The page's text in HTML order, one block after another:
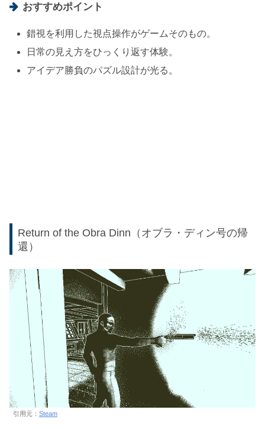
おすすめポイント
錯視を利用した視点操作がゲームそのもの。
日常の見え方をひっくり返す体験。
アイデア勝負のパズル設計が光る。
Return of the Obra Dinn（オブラ・ディン号の帰
還）
引用元： Steam